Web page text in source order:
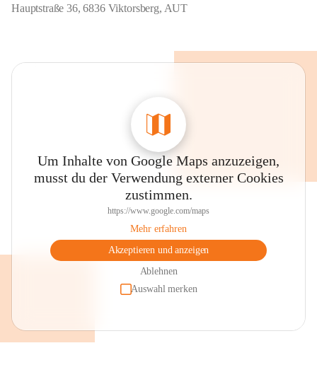
Hauptstraße 36, 6836 Viktorsberg, AUT
Um Inhalte von Google Maps anzuzeigen,
musst du der Verwendung externer Cookies
zustimmen.
https://www.google.com/maps
Mehr erfahren
Akzeptieren und anzeigen
Ablehnen
Auswahl merken